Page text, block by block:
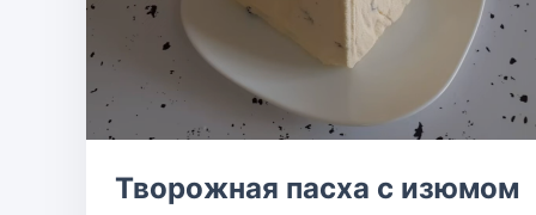
Творожная пасха с изюмом